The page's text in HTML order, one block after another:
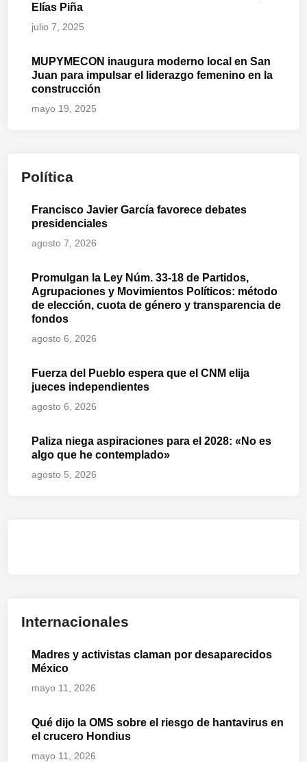
Elías Piña
julio 7, 2025
MUPYMECON inaugura moderno local en San
Juan para impulsar el liderazgo femenino en la
construcción
mayo 19, 2025
Política
Francisco Javier García favorece debates
presidenciales
agosto 7, 2026
Promulgan la Ley Núm. 33-18 de Partidos,
Agrupaciones y Movimientos Políticos: método
de elección, cuota de género y transparencia de
fondos
agosto 6, 2026
Fuerza del Pueblo espera que el CNM elija
jueces independientes
agosto 6, 2026
Paliza niega aspiraciones para el 2028: «No es
algo que he contemplado»
agosto 5, 2026
Internacionales
Madres y activistas claman por desaparecidos
México
mayo 11, 2026
Qué dijo la OMS sobre el riesgo de hantavirus en
el crucero Hondius
mayo 11, 2026